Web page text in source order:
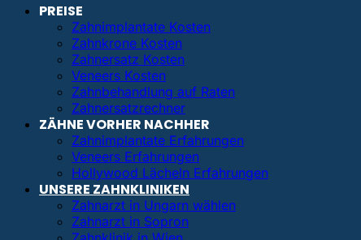
PREISE
Zahnimplantate Kosten
Zahnkrone Kosten
Zahnersatz Kosten
Veneers Kosten
Zahnbehandlung auf Raten
Zahnersatzrechner
ZÄHNE VORHER NACHHER
Zahnimplantate Erfahrungen
Veneers Erfahrungen
Hollywood Lächeln Erfahrungen
UNSERE ZAHNKLINIKEN
Zahnarzt in Ungarn wählen
Zahnarzt in Sopron